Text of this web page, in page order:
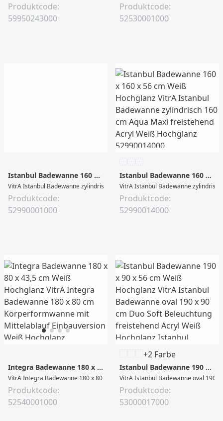
Produktcode:
59950243000
Produktcode:
52530001000
Istanbul Badewanne 160 x 160 x 56 cm Weiß Hochglanz
VitrA Istanbul Badewanne zylindrisch 160 cm freistehend Acryl Weiß
Produktcode:
52990001000
Istanbul Badewanne 160 x 160 x 56 cm Weiß Hochglanz
VitrA Istanbul Badewanne
Produktcode:
52990014000
Integra Badewanne 180 x 80 x 43,5 cm Weiß Hochglanz
VitrA Integra Badewanne 180 x 80 cm Körperformwanne mit Mittelablauf
Produktcode:
52540001000
+2 Farbe
Istanbul Badewanne 190 x 90 x 56 cm Weiß Hochglanz
VitrA Istanbul Badewanne oval 190
Produktcode:
53000017000